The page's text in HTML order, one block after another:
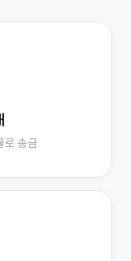
로 송금